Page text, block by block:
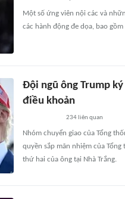
Một số ứng viên nội các và
các hành động đe dọa, bao
Đội ngũ ông Trump
điều khoản
234liên quan
Nhóm chuyển giao của Tổng
quyền sắp mãn nhiệm của
thứ hai của ông tại Nhà Trắng.